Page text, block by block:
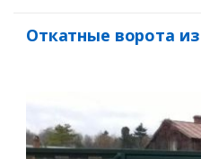
Откатные ворота